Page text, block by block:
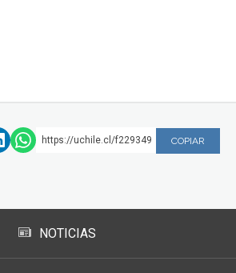
https://uchile.cl/f229349 COPIAR
NOTICIAS